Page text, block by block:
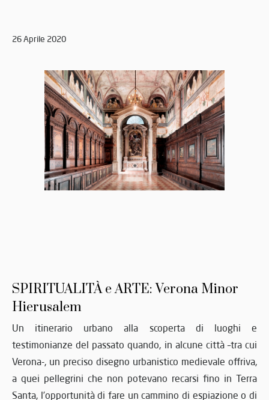
26 Aprile 2020
SPIRITUALITÀ e ARTE: Verona Minor
Hierusalem
Un itinerario urbano alla scoperta di luoghi e
testimonianze del passato quando, in alcune città –tra cui
Verona-, un preciso disegno urbanistico medievale offriva,
a quei pellegrini che non potevano recarsi fino in Terra
Santa, l’opportunità di fare un cammino di espiazione o di